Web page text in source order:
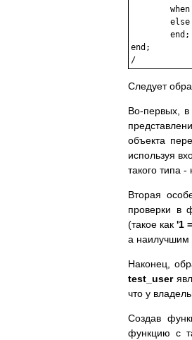
end;
Следует
Во-первых, в
объекта
используя
такого типа
Вторая
проверки в
(такое как '1
а наилучшим
Наконец,
test_user
что у
Создав
функцию с